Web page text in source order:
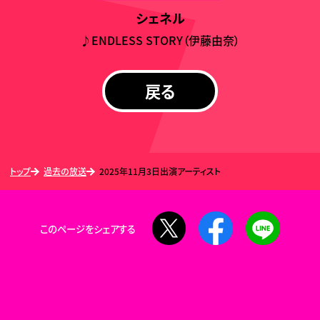
トップ 過去の放送 2025年11月3日出演アーティスト
シェネル
♪ENDLESS STORY（伊藤由奈）
戻る
このページをシェアする
Facebook